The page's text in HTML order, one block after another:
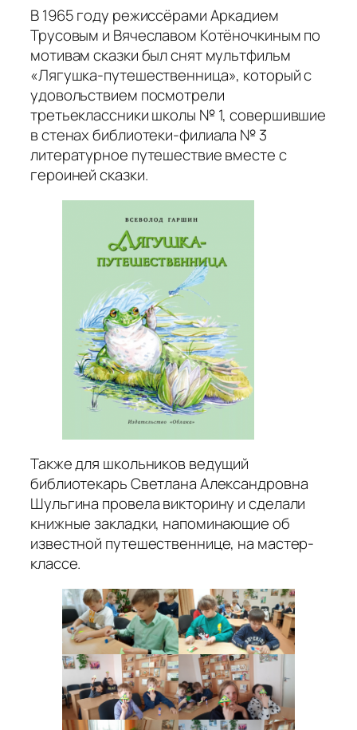
В 1965 году режиссёрами Аркадием
Трусовым и Вячеславом Котёночкиным по
мотивам сказки был снят мультфильм
«Лягушка-путешественница», который с
удовольствием посмотрели
третьеклассники школы № 1, совершившие
в стенах библиотеки-филиала № 3
литературное путешествие вместе с
героиней сказки.
Также для школьников ведущий
библиотекарь Светлана Александровна
Шульгина провела викторину и сделали
книжные закладки, напоминающие об
известной путешественнице, на мастер-
классе.